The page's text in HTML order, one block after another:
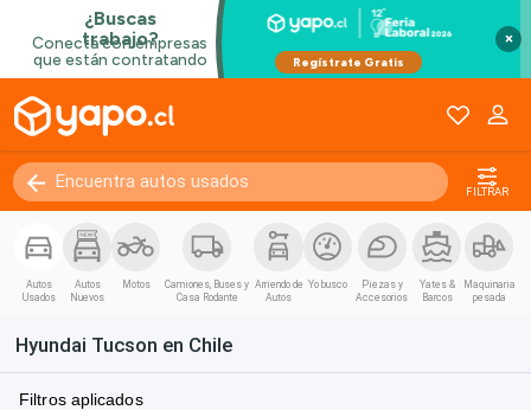
×
FILTRAR
Autos
Usados
Autos
Nuevos
Motos
Camiones, Buses y
Casa Rodante
Arriendo de
Autos
Yo busco
Piezas y
Accesorios
Yates &
Barcos
Maquinaria
pesada
Hyundai Tucson en Chile
Filtros aplicados